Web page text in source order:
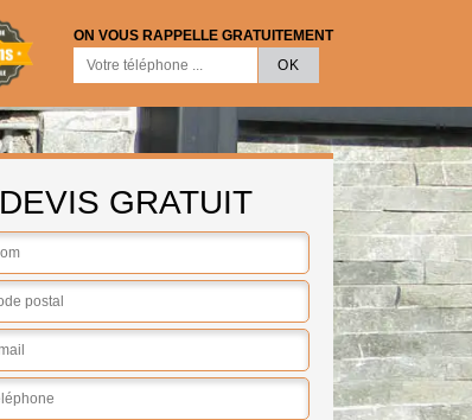
ON VOUS RAPPELLE GRATUITEMENT
DEVIS GRATUIT